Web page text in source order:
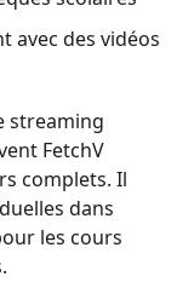
avec des vidéos
streaming
FetchV
complets. Il
dans
les cours